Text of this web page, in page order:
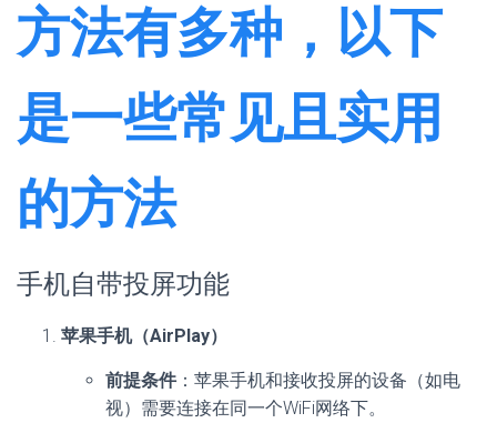
方法有多种，以下
是一些常见且实用
的方法
手机自带投屏功能
苹果手机（AirPlay）
前提条件：苹果手机和接收投屏的设备（如电
视）需要连接在同一个WiFi网络下。